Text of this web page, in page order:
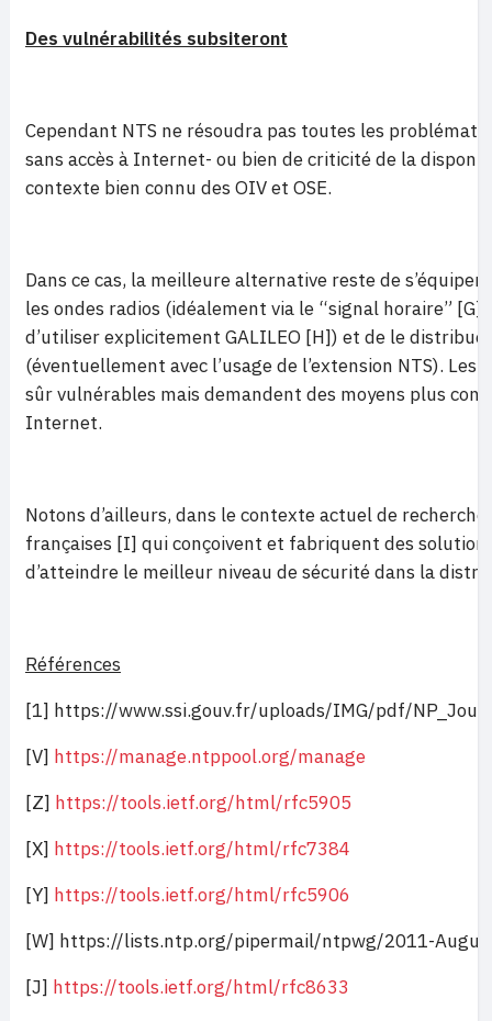
Des vulnérabilités subsiteront
Cependant NTS ne résoudra pas toutes les
sans accès à Internet- ou bien de criticité de la
contexte bien connu des OIV et OSE.
Dans ce cas, la meilleure alternative reste de
les ondes radios (idéalement via le “signal horaire”
d’utiliser explicitement GALILEO [H]) et de le
(éventuellement avec l’usage de l’extension NTS).
sûr vulnérables mais demandent des moyens plus
Internet.
Notons d’ailleurs, dans le contexte actuel de
françaises [I] qui conçoivent et fabriquent des
d’atteindre le meilleur niveau de sécurité dans la
Références
[1] https://www.ssi.gouv.fr/uploads/IMG/pdf/
[V] https://manage.ntppool.org/manage
[Z] https://tools.ietf.org/html/rfc5905
[X] https://tools.ietf.org/html/rfc7384
[Y] https://tools.ietf.org/html/rfc5906
[W] https://lists.ntp.org/pipermail/ntpwg/2011-
[J] https://tools.ietf.org/html/rfc8633